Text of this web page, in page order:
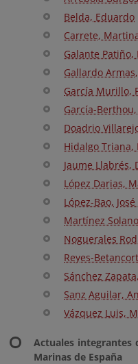
Belda, Eduardo
Carrete,
Galante Patiño,
Gallardo
García Murillo,
García-
Doadrio
Hidalgo Triana,
Jaume Llabrés,
López Darias,
López-Bao,
Martínez
Noguerales
Reyes-
Sánchez
Sanz Aguilar,
Vázquez Luis,
Actuales integrantes
Marinas de España